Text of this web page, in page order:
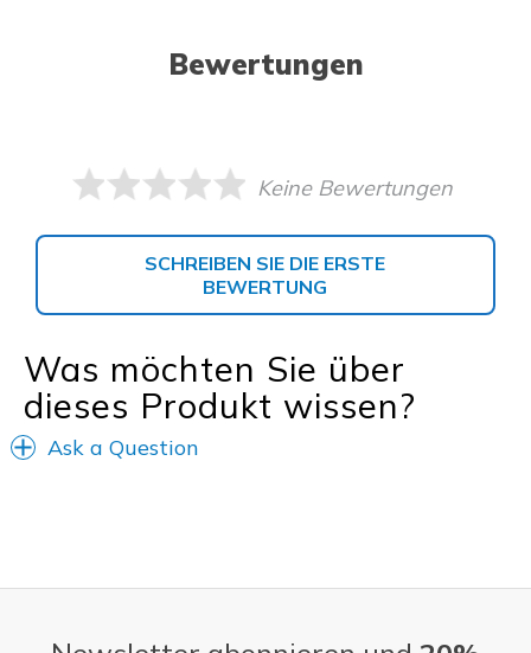
Bewertungen
Keine Bewertungen
SCHREIBEN SIE DIE ERSTE
BEWERTUNG
Was möchten Sie über
dieses Produkt wissen?
Ask a Question